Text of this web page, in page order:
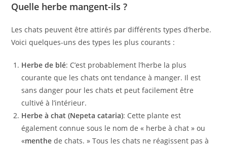
Quelle herbe mangent-ils ?
Les chats peuvent être attirés par différents types d’herbe.
Voici quelques-uns des types les plus courants :
Herbe de blé: C’est probablement l’herbe la plus
courante que les chats ont tendance à manger. Il est
sans danger pour les chats et peut facilement être
cultivé à l’intérieur.
Herbe à chat (Nepeta cataria): Cette plante est
également connue sous le nom de « herbe à chat » ou
«menthe de chats. » Tous les chats ne réagissent pas à